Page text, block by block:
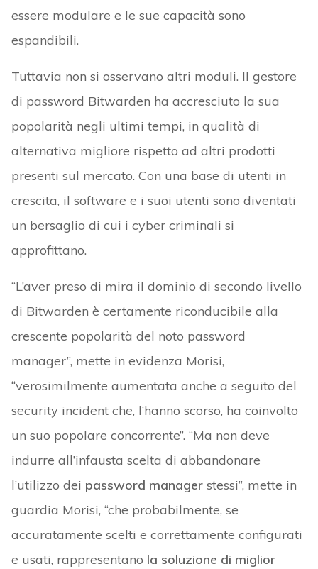
essere modulare e le sue capacità sono
espandibili.
Tuttavia non si osservano altri moduli. Il gestore
di password Bitwarden ha accresciuto la sua
popolarità negli ultimi tempi, in qualità di
alternativa migliore rispetto ad altri prodotti
presenti sul mercato. Con una base di utenti in
crescita, il software e i suoi utenti sono diventati
un bersaglio di cui i cyber criminali si
approfittano.
“L’aver preso di mira il dominio di secondo livello
di Bitwarden è certamente riconducibile alla
crescente popolarità del noto password
manager”, mette in evidenza Morisi,
“verosimilmente aumentata anche a seguito del
security incident che, l’hanno scorso, ha coinvolto
un suo popolare concorrente”. “Ma non deve
indurre all’infausta scelta di abbandonare
l’utilizzo dei password managerstessi”, mette in
guardia Morisi, “che probabilmente, se
accuratamente scelti e correttamente configurati
e usati, rappresentano la soluzione di miglior